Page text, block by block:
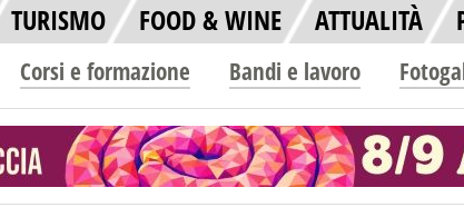
TURISMO FOOD & WINE ATTUALITÀ
Corsi e formazione Bandi e lavoro